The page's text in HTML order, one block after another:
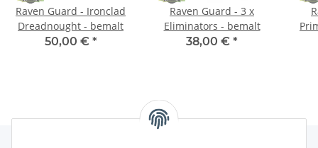
Raven Guard - Ironclad
Dreadnought - bemalt
50,00 € *
Raven Guard - 3 x
Eliminators - bemalt
38,00 € *